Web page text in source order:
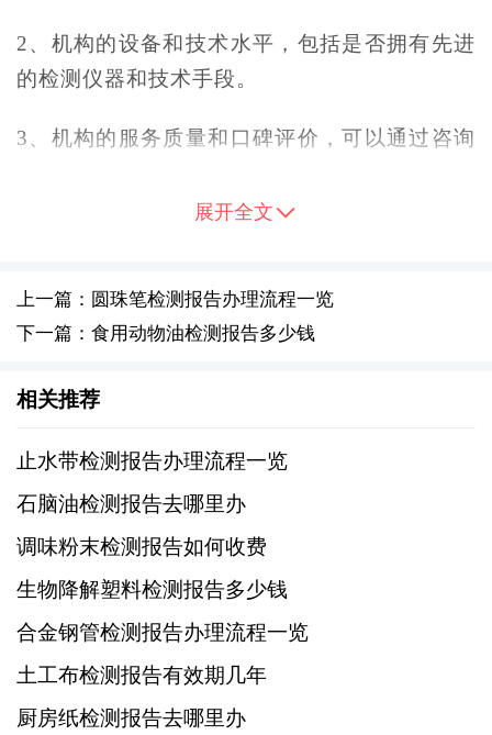
2、机构的设备和技术水平，包括是否拥有先进
的检测仪器和技术手段。
3、机构的服务质量和口碑评价，可以通过咨询
在办理检测报告之前，需要准备好待检测的麻
油样品。样品的选择应该具有一定的代表性，
下几点：
1、确保样品的数量足够满足检测需求，一般需
要至少500克以上。
2、避免样品受到污染或变质，尽量在新鲜状态
下进行检测。
3、如果可能的话，可以选择多个批次的样品进
行检测，以获得更准确的结果。
展开全文
上一篇：圆珠笔检测报告办理流程一览
下一篇：食用动物油检测报告多少钱
相关推荐
止水带检测报告办理流程一览
石脑油检测报告去哪里办
调味粉末检测报告如何收费
生物降解塑料检测报告多少钱
合金钢管检测报告办理流程一览
土工布检测报告有效期几年
厨房纸检测报告去哪里办